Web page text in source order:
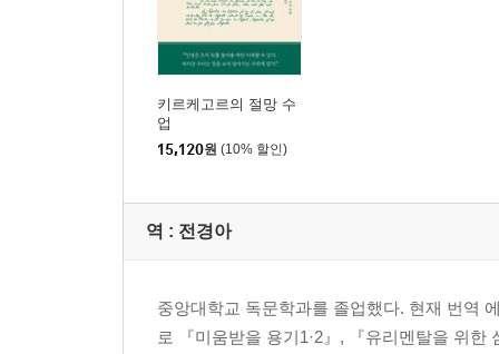
키르케고르의 절망 수
업
15,120원 (10% 할인)
역 : 전경아
중앙대학교 독문학과를 졸업했다. 현재 번역
로 『미움받을 용기1·2』, 『유리멘탈을 위